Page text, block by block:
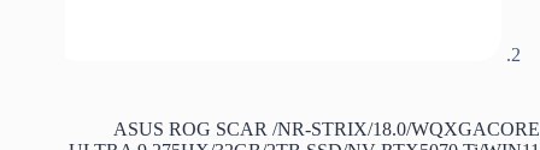
ASUS ROG SCAR /NR-STRIX/18.0/WQXGACORE